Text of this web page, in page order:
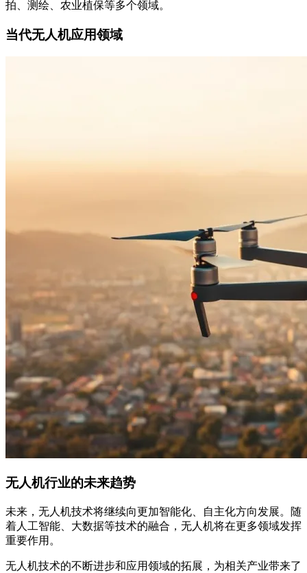
拍、测绘、农业植保等多个领域。
当代无人机应用领域
无人机行业的未来趋势
未来，无人机技术将继续向更加智能化、自主化方向发展。随
着人工智能、大数据等技术的融合，无人机将在更多领域发挥
重要作用。
无人机技术的不断进步和应用领域的拓展，为相关产业带来了